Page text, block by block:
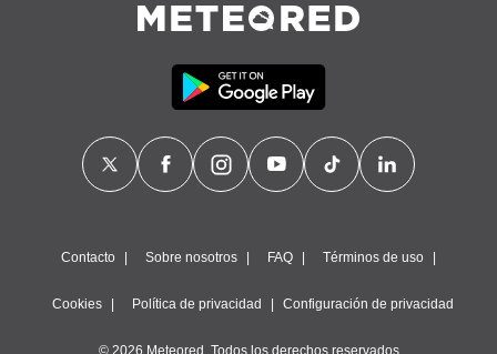
Contacto Sobre nosotros FAQ Términos de uso
Cookies Política de privacidad Configuración de privacidad
© 2026 Meteored. Todos los derechos reservados